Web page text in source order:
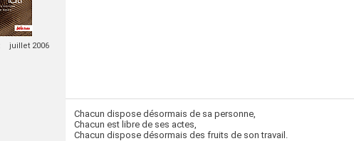
juillet 2006
Chacun dispose désormais de sa personne,
Chacun est libre de ses actes,
Chacun dispose désormais des fruits de son travail.